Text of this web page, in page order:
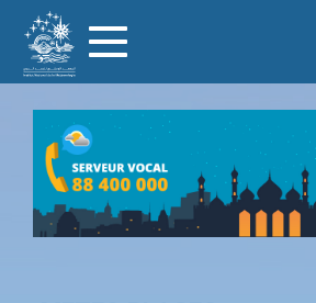
contenu
Toggle
navigation